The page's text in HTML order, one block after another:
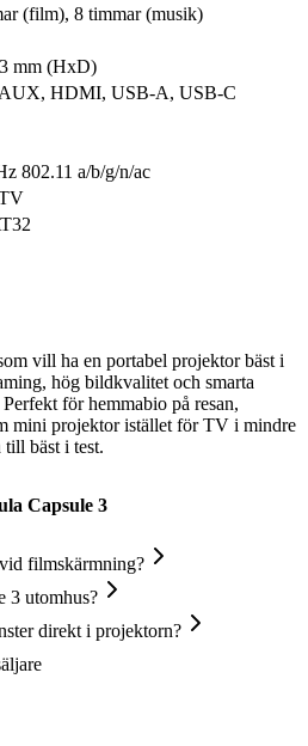
(film), 8 timmar (musik)
mm (HxD)
HDMI, USB-A, USB-C
802.11 a/b/g/n/ac
vill ha en portabel projektor bäst i
hög bildkvalitet och smarta
för hemmabio på resan,
mini projektor istället för TV i mindre
bäst i test.
Capsule 3
filmskärmning?
3 utomhus?
direkt i projektorn?